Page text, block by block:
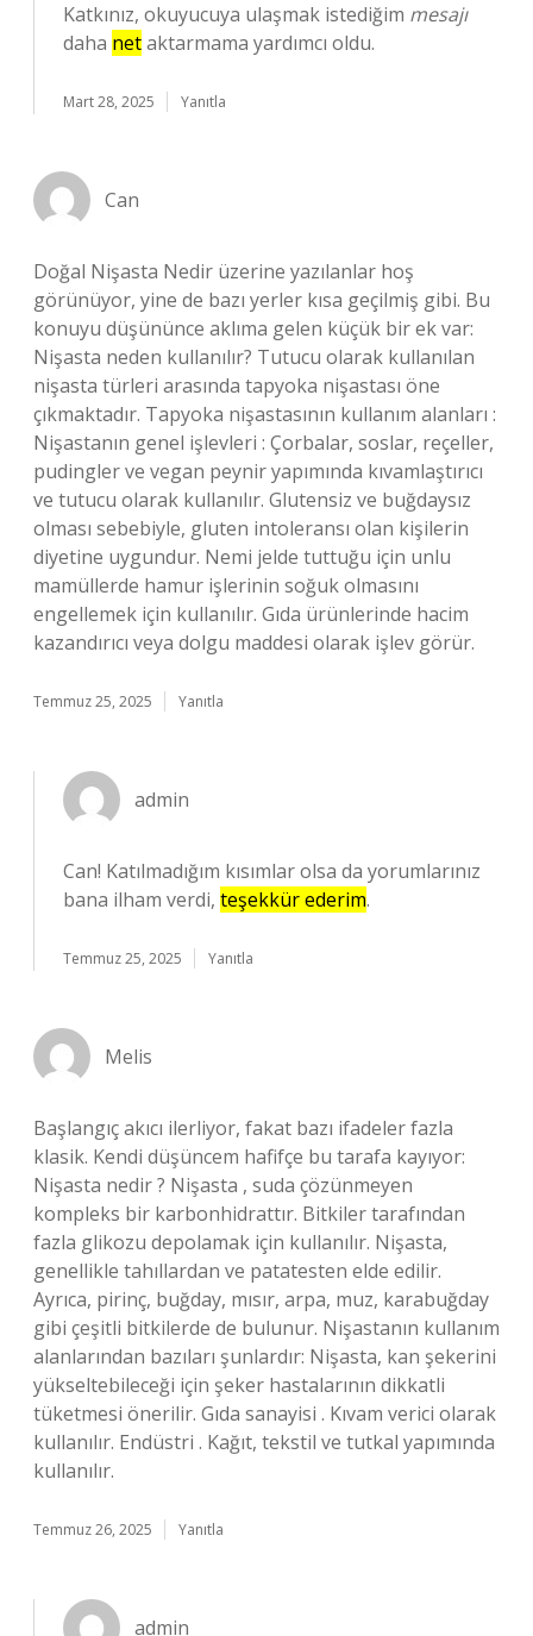
Katkınız, okuyucuya ulaşmak istediğim mesajı
daha netaktarmama yardımcı oldu.
Mart 28, 2025 Yanıtla
Can
Doğal Nişasta Nedir üzerine yazılanlar hoş
görünüyor, yine de bazı yerler kısa geçilmiş gibi. Bu
konuyu düşününce aklıma gelen küçük bir ek var:
Nişasta neden kullanılır? Tutucu olarak kullanılan
nişasta türleri arasında tapyoka nişastası öne
çıkmaktadır. Tapyoka nişastasının kullanım alanları :
Nişastanın genel işlevleri : Çorbalar, soslar, reçeller,
pudingler ve vegan peynir yapımında kıvamlaştırıcı
ve tutucu olarak kullanılır. Glutensiz ve buğdaysız
olması sebebiyle, gluten intoleransı olan kişilerin
diyetine uygundur. Nemi jelde tuttuğu için unlu
mamüllerde hamur işlerinin soğuk olmasını
engellemek için kullanılır. Gıda ürünlerinde hacim
kazandırıcı veya dolgu maddesi olarak işlev görür.
Temmuz 25, 2025 Yanıtla
admin
Can! Katılmadığım kısımlar olsa da yorumlarınız
bana ilham verdi, teşekkür ederim.
Temmuz 25, 2025 Yanıtla
Melis
Başlangıç akıcı ilerliyor, fakat bazı ifadeler fazla
klasik. Kendi düşüncem hafifçe bu tarafa kayıyor:
Nişasta nedir ? Nişasta , suda çözünmeyen
kompleks bir karbonhidrattır. Bitkiler tarafından
fazla glikozu depolamak için kullanılır. Nişasta,
genellikle tahıllardan ve patatesten elde edilir.
Ayrıca, pirinç, buğday, mısır, arpa, muz, karabuğday
gibi çeşitli bitkilerde de bulunur. Nişastanın kullanım
alanlarından bazıları şunlardır: Nişasta, kan şekerini
yükseltebileceği için şeker hastalarının dikkatli
tüketmesi önerilir. Gıda sanayisi . Kıvam verici olarak
kullanılır. Endüstri . Kağıt, tekstil ve tutkal yapımında
kullanılır.
Temmuz 26, 2025 Yanıtla
admin